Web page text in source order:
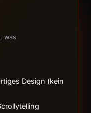
was
Design (kein